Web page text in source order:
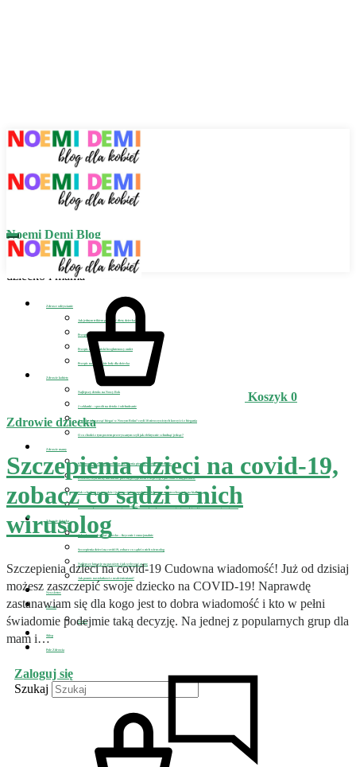
Noemi Demi Blog
Zdrowe odżywianie,
dziecko i mama
Zdrowe odżywianie
Jak jednym trikiem poprawić dietę dziecka?
Przepis na wegańskie bezglutenowe placuszki szpinakowe
Przepis na wegański bezglutenowy omlet
Przepis na wegańskie lody dla dziecka
Zdrowie kobiety
Najlepszy detoks na Nowy Rok
2 szklanki – sposób na detoks i odchudzanie
A gdyby tak zacząć biegać w Nowym Roku? czyli 10 nieoczywistych korzyści z biegania
O co chodzi z tym postem przerywanym czyli jak efektywnie schudnąć jedząc?
Zdrowie mamy
Koronawirus w ciąży i podczas karmienia piersią – dobre informacje
D-MER, czyli kiedy karmienie piersią przyprawia o depresję i jak sobie z nią poradzić
Jak schudnąć po porodzie i jednocześnie uzupełnić zwiększone zapotrzebowanie na białko
Polisa ubezpieczeniowa dla mamy karmiącej oraz w jaki sposób dieta i styl życia wpływają na wartość odżywczą mleka
Zdrowie dziecka
Jak zdrowo odżywiać dziecko – fizycznie i emocjonalnie
Szczepienia dzieci na covid-19, zobacz co sądzi o nich wirusolog
Najlepsze kuracje na pasożyty i jak wyleczyć astmę
Jak pomóc nastolatkowi z uzależnieniami?
Newsletter
Kontakt
O mnie
Sklep
Pole Zdrowia
Zaloguj się
Szukaj
Koszyk 0
Zdrowie dziecka
Szczepienia dzieci na covid-19,
zobacz co sądzi o nich
wirusolog
Szczepienia dzieci na covid-19 Cudowna wiadomość! Już od dzisiaj
możesz zaszczepić swoje dziecko na COVID-19! Naprawdę
zastanawiam się dla kogo jest to dobra wiadomość i kto w pełni
świadomie podejmie taką decyzję. Na jednej z popularnych grup dla
mam i…